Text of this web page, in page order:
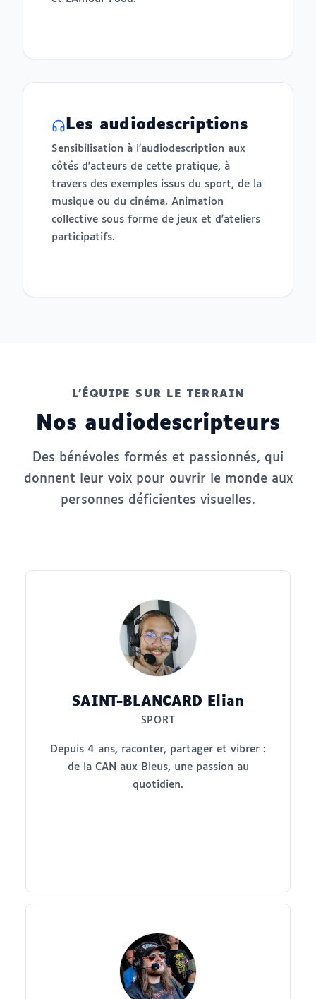
Les audiodescriptions
Sensibilisation à l'audiodescription aux
côtés d'acteurs de cette pratique, à
travers des exemples issus du sport, de la
musique ou du cinéma. Animation
collective sous forme de jeux et d'ateliers
participatifs.
L'ÉQUIPE SUR LE TERRAIN
Nos audiodescripteurs
Des bénévoles formés et passionnés, qui
donnent leur voix pour ouvrir le monde aux
personnes déficientes visuelles.
SAINT-BLANCARD Elian
SPORT
Depuis 4 ans, raconter, partager et vibrer :
de la CAN aux Bleus, une passion au
quotidien.